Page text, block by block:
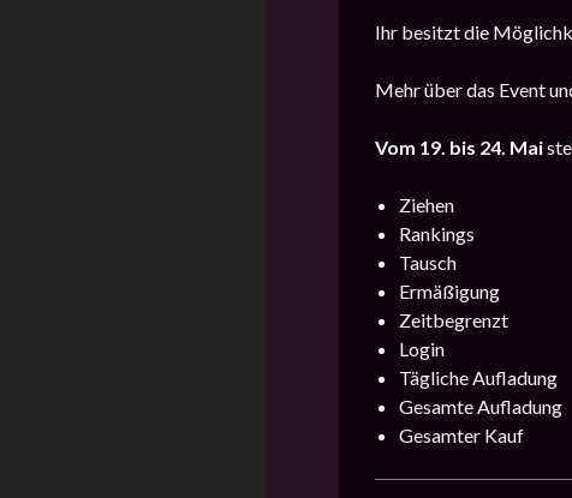
Ihr besitzt die
Mehr über das Event
Vom 19. bis 24. Mai
Ziehen
Rankings
Tausch
Ermäßigung
Zeitbegrenzt
Login
Tägliche Aufladung
Gesamte Aufladung
Gesamter Kauf